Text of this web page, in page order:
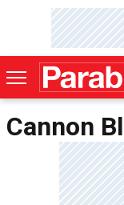
Cannon